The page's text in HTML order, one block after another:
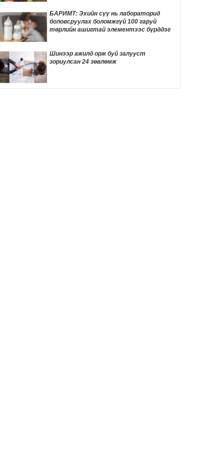
3 цаг 24 мин
Улаанбаатарт 30 градус дулаан байна
3 цаг 31 мин
Жинхэнэ амаргүй цаг үеийг нь Ерөнхий
сайд Н.Учрал туулж байна
БАРИМТ: Эхийн сүү нь лабораторид
боловсруулах боломжгүй 100 гаруй
төрлийн ашигтай элементээс бүрддэг
Шинээр ажилд орж буй залууст
зориулсан 24 зөвлөмж